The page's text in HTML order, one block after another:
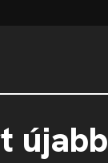
újabb